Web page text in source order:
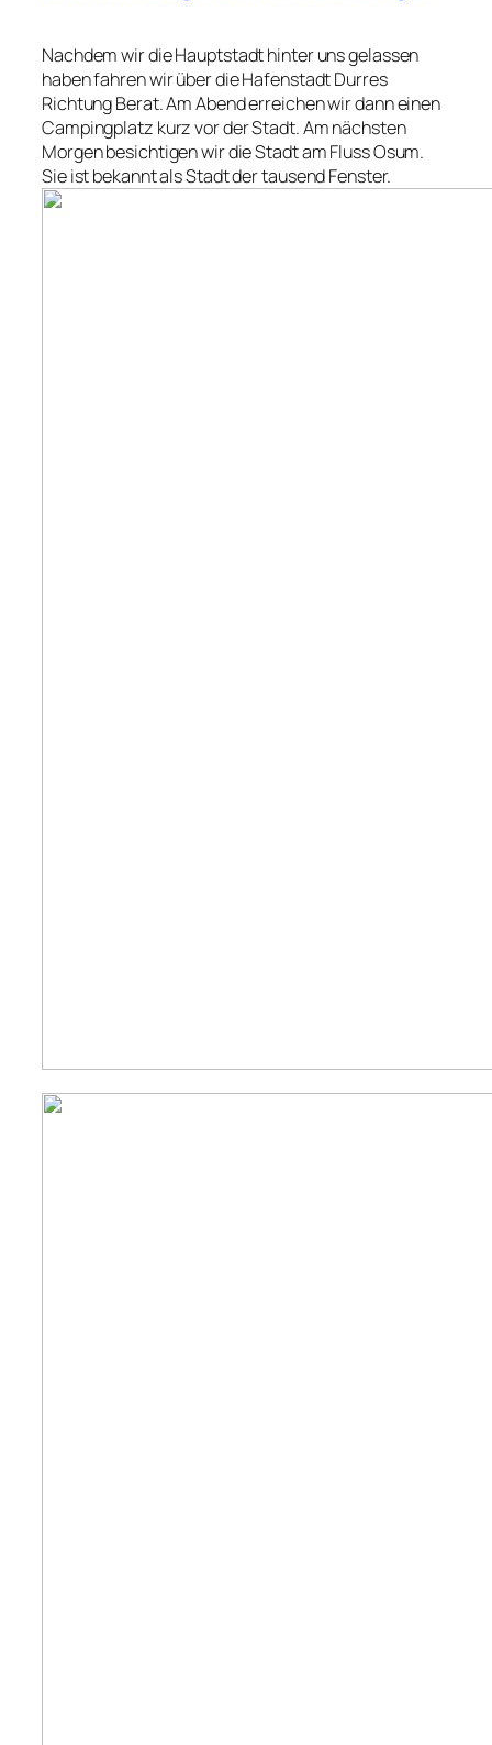
Nachdem wir die Hauptstadt hinter uns gelassen
haben fahren wir über die Hafenstadt Durres
Richtung Berat. Am Abend erreichen wir dann einen
Campingplatz kurz vor der Stadt. Am nächsten
Morgen besichtigen wir die Stadt am Fluss Osum.
Sie ist bekannt alsStadt der tausend Fenster.